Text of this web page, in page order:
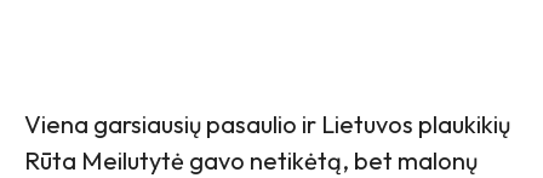
Viena garsiausių pasaulio ir Lietuvos plaukikių
Rūta Meilutytė gavo netikėtą, bet malonų